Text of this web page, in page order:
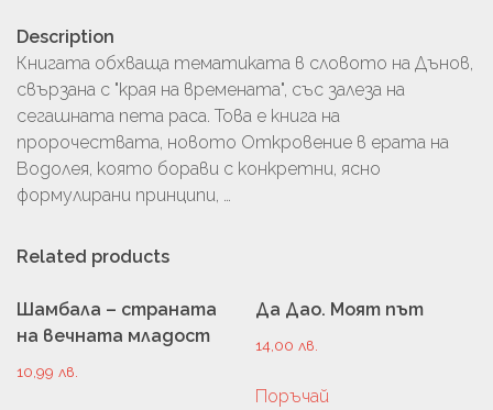
Description
Книгата обхваща тематиката в словото на Дънов,
свързана с "края на времената", със залеза на
сегашната пета раса. Това е книга на
пророчествата, новото Откровение в ерата на
Водолея, която борави с конкретни, ясно
формулирани принципи, …
Related products
Шамбала – страната
на вечната младост
10,99 лв.
Да Дао. Моят път
14,00 лв.
Поръчай